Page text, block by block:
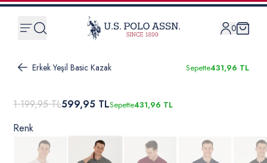
0
Erkek Yeşil Basic Kazak Sepette431,96 TL
1.199,95 TL599,95 TLSepette431,96 TL
Renk